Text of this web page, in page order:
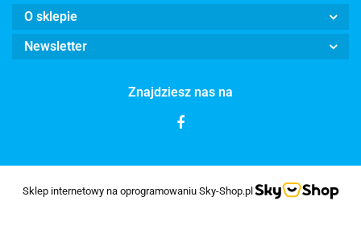
O sklepie
Newsletter
Znajdziesz nas na
Sklep internetowy na oprogramowaniu Sky-Shop.pl